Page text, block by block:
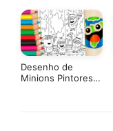
Desenho Kawaii
para Colorir
Desenho de
Minions Pintores